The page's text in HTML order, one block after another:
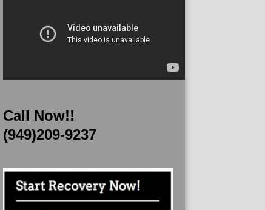
Call Now!!
(949)209-9237